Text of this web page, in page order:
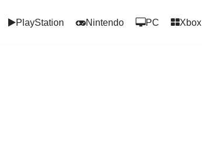
PlayStation Nintendo PC Xbox